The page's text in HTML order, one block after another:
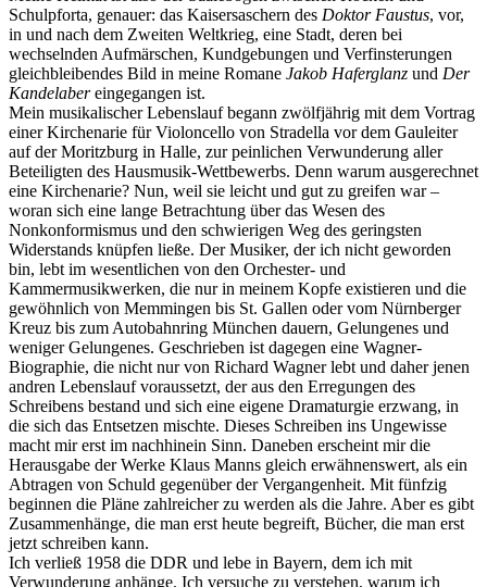
Schulpforta, genauer: das Kaisersaschern des Doktor Faustus, vor,
in und nach dem Zweiten Weltkrieg, eine Stadt, deren bei
wechselnden Aufmärschen, Kundgebungen und Verfinsterungen
gleichbleibendes Bild in meine Romane Jakob Haferglanz und Der
Kandelabereingegangen ist.
Mein musikalischer Lebenslauf begann zwölfjährig mit dem Vortrag
einer Kirchenarie für Violoncello von Stradella vor dem Gauleiter
auf der Moritzburg in Halle, zur peinlichen Verwunderung aller
Beteiligten des Hausmusik-Wettbewerbs. Denn warum ausgerechnet
eine Kirchenarie? Nun, weil sie leicht und gut zu greifen war –
woran sich eine lange Betrachtung über das Wesen des
Nonkonformismus und den schwierigen Weg des geringsten
Widerstands knüpfen ließe. Der Musiker, der ich nicht geworden
bin, lebt im wesentlichen von den Orchester- und
Kammermusikwerken, die nur in meinem Kopfe existieren und die
gewöhnlich von Memmingen bis St. Gallen oder vom Nürnberger
Kreuz bis zum Autobahnring München dauern, Gelungenes und
weniger Gelungenes. Geschrieben ist dagegen eine Wagner-
Biographie, die nicht nur von Richard Wagner lebt und daher jenen
andren Lebenslauf voraussetzt, der aus den Erregungen des
Schreibens bestand und sich eine eigene Dramaturgie erzwang, in
die sich das Entsetzen mischte. Dieses Schreiben ins Ungewisse
macht mir erst im nachhinein Sinn. Daneben erscheint mir die
Herausgabe der Werke Klaus Manns gleich erwähnenswert, als ein
Abtragen von Schuld gegenüber der Vergangenheit. Mit fünfzig
beginnen die Pläne zahlreicher zu werden als die Jahre. Aber es gibt
Zusammenhänge, die man erst heute begreift, Bücher, die man erst
jetzt schreiben kann.
Ich verließ 1958 die DDR und lebe in Bayern, dem ich mit
Verwunderung anhänge. Ich versuche zu verstehen, warum ich